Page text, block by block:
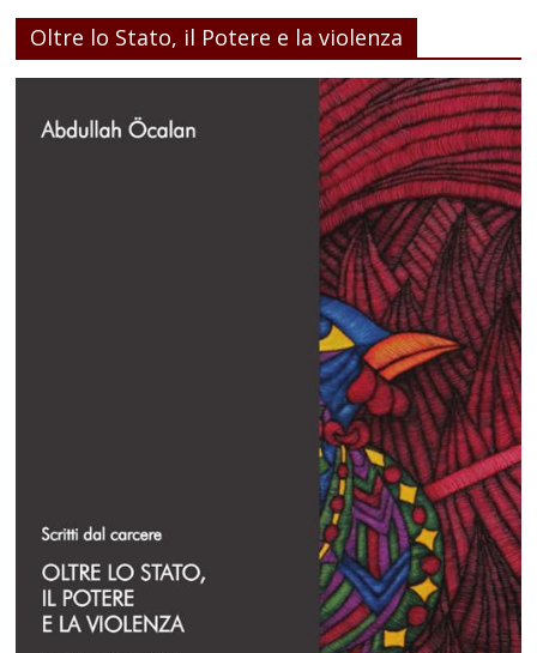
Oltre lo Stato, il Potere e la violenza